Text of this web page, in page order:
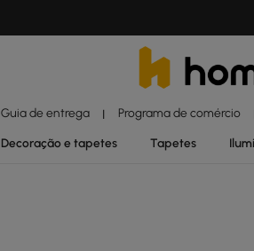
Guia de entrega | Programa de comércio
Decoração e tapetes Tapetes